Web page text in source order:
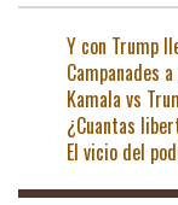
Y con Trump
Campanades
Kamala vs
¿Cuantas
El vicio del